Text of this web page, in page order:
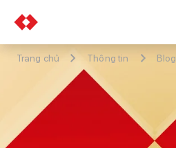
Trang chủ Thông tin Blog